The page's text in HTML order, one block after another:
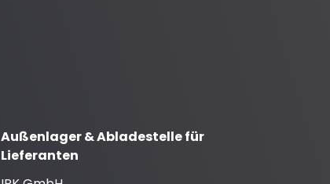
Außenlager & Abladestelle für
Lieferanten